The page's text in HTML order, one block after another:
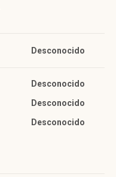
Desconocido
Desconocido
Desconocido
Desconocido